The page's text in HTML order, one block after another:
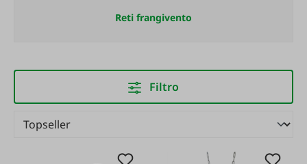
Reti frangivento
Filtro